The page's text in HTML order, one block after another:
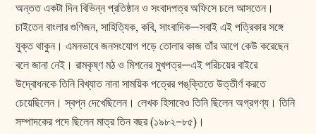
অন্তত একটা দিন বিভিন্ন প্রতিষ্ঠান ও সংবাদপত্র অফিসে চলে আসতেন।
চাইতেন বাংলার গুণিজন, সাহিত্যিক, কবি, সাংবাদিক—সবাই এই পত্রিকার সঙ্গে
যুক্ত থাকুন। এমনভাবে জনসংযোগ গড়ে তোলার কাজ তাঁর আগে কেউ করেছেন
বলে জানা নেই। রামকৃষ্ণ মঠ ও মিশনের মুখপত্র—এই পরিচয়ের বাইরে
উদ্বোধনকে তিনি বিখ্যাত নানা সাময়িক পত্রের পঙ্‌ক্তিতে উত্তীর্ণ করতে
চেয়েছিলেন। স্বপ্ন দেখেছিলেন। লেখক হিসাবেও তিনি ছিলেন অগ্রগণ্য। তিনি
সম্পাদকের পদে ছিলেন মাত্র তিন বছর (১৯৮২–৮৫)।